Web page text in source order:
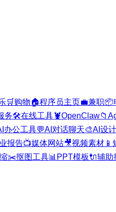
🛒 购物🏠程序员主页💼兼职📦
务🛠️在线工具🦞OpenClaw📁
办公工具💬AI对话聊天🎨AI设
报告📺媒体网站🎥视频素材 📱
✂️抠图工具📊 PPT模板🔌辅助